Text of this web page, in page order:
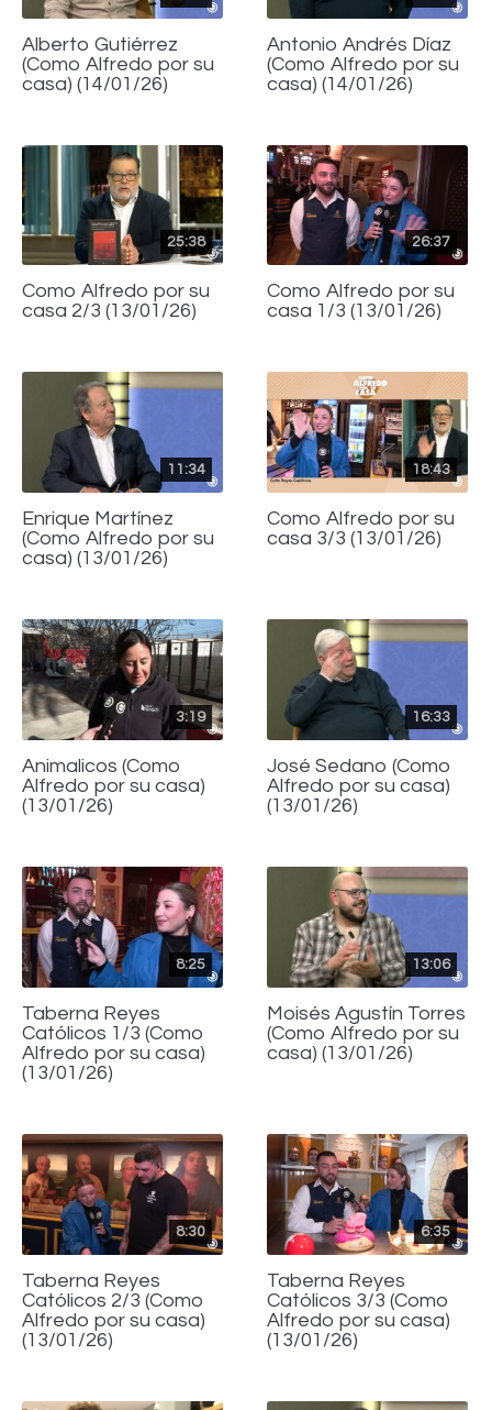
Alberto Gutiérrez
(Como Alfredo por su
casa) (14/01/26)
Antonio Andrés Díaz
(Como Alfredo por su
casa) (14/01/26)
25:38
Como Alfredo por su
casa 2/3 (13/01/26)
26:37
Como Alfredo por su
casa 1/3 (13/01/26)
11:34
Enrique Martínez
(Como Alfredo por su
casa) (13/01/26)
18:43
Como Alfredo por su
casa 3/3 (13/01/26)
3:19
Animalicos (Como
Alfredo por su casa)
(13/01/26)
16:33
José Sedano (Como
Alfredo por su casa)
(13/01/26)
8:25
Taberna Reyes
Católicos 1/3 (Como
Alfredo por su casa)
(13/01/26)
13:06
Moisés Agustín Torres
(Como Alfredo por su
casa) (13/01/26)
8:30
Taberna Reyes
Católicos 2/3 (Como
Alfredo por su casa)
(13/01/26)
6:35
Taberna Reyes
Católicos 3/3 (Como
Alfredo por su casa)
(13/01/26)